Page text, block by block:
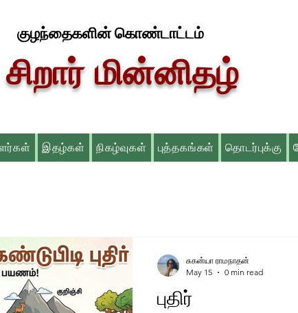
குழந்தைகளின் கொண்டாட்டம்
சிறார் மின்னிதழ்
இதழ்கள் நிகழ்வுகள் புத்தகங்கள் தொடர்புக்கு
புதிர்
சுகன்யா ராமநாதன்
May 15
0 min read